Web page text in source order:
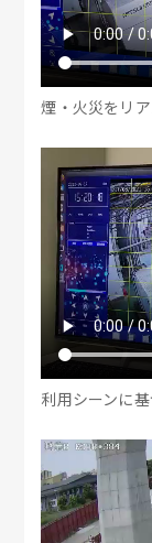
煙・火災をリ
利用シーンに